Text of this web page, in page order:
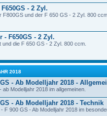
- 2 Zyl.
und der F 650 GS - 2 Zyl. 800
- F650GS - 2 Zyl.
die F 650 GS - 2 Zyl. 800 ccm.
2018
- Ab Modelljahr 2018 -
Modelljahr 2018 im allgemeinen.
- Ab Modelljahr 2018 - Technik
900 GS - Ab Modelljahr 2018 im